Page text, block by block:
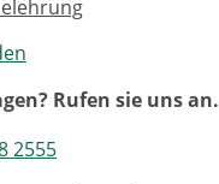
Rufen sie uns an.
2555